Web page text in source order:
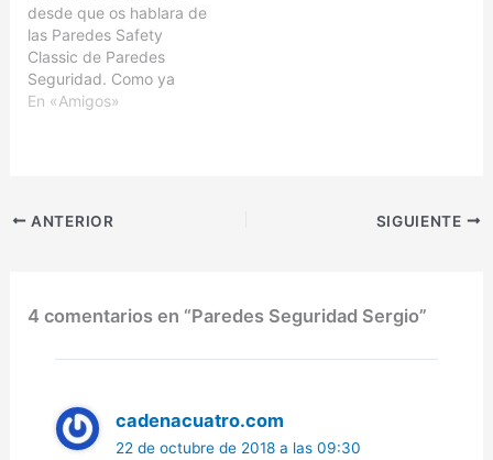
de buena calidad.
Paredes Seguridad
iniciada su andadura en
1997, representa…
desde que os hablara de
las Paredes Safety
Classic de Paredes
Seguridad. Como ya
sabéis, Paredes
española Paredes. Sigo
siendo fiel a mis Paredes
En «Amigos»
ANTERIOR SIGUIENTE
4 comentarios en “Paredes Seguridad Sergio”
cadenacuatro.com
22 de octubre de 2018 a las 09:30